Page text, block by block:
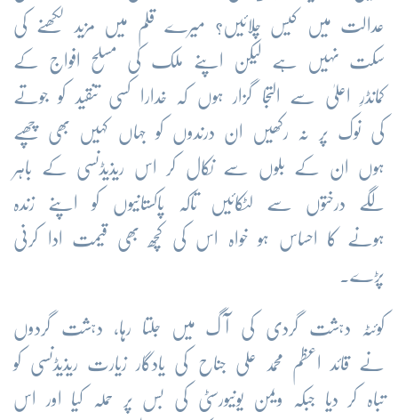
عدالت میں کیس چلائیں؟ میرے قلم میں مزید لکھنے کی
سکت نہیں ہے لیکن اپنے ملک کی مسلح افواج کے
کمانڈرِ اعلیٰ سے التجا گزار ہوں کہ خدارا کسی تنقید کو جوتے
کی نوک پر نہ رکھیں ان درندوں کو جہاں کہیں بھی چھپے
ہوں ان کے بلوں سے نکال کر اس ریذیڈنسی کے باہر
لگے درختوں سے لٹکائیں تاکہ پاکستانیوں کو اپنے زندہ
ہونے کا احساس ہو خواہ اس کی کچھ بھی قیمت ادا کرنی
پڑے۔
کوئٹہ دہشت گردی کی آگ میں جلتا رہا، دہشت گردوں
نے قائد اعظم محمد علی جناح کی یادگار زیارت ریذیڈنسی کو
تباہ کر دیا جبکہ ویمن یونیورسٹی کی بس پر حملہ کیا اور اس